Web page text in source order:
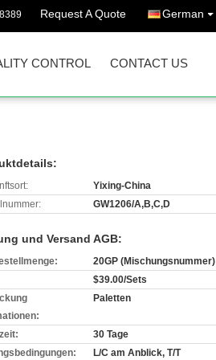
Request A Quote German
CONTROL CONTACT US
Yixing-China
GW1206/A,B,C,D
und Versand AGB:
20GP (Mischungsnummer)
$39.00/Sets
Paletten
30 Tage
L/C am Anblick, T/T